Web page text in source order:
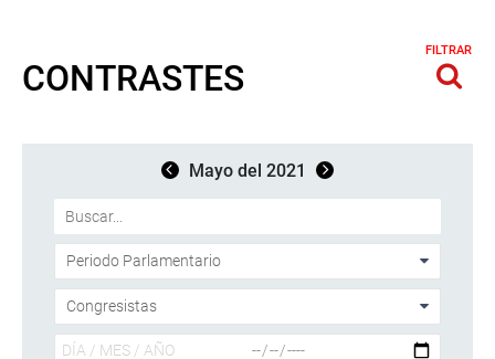
CONTRASTES
FILTRAR
Mayo del 2021